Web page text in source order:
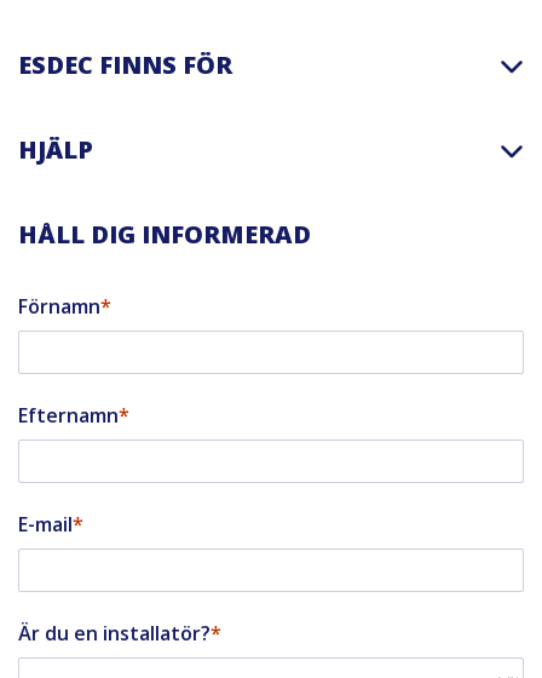
ESDEC FINNS FÖR
HJÄLP
HÅLL DIG INFORMERAD
Förnamn
Efternamn
E-mail
Är du en installatör?